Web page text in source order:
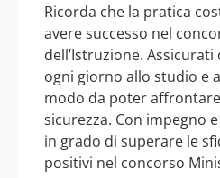
Ricorda che la pratica
avere successo nel
dell’Istruzione.
ogni giorno allo studio e
modo da poter
sicurezza. Con impegno
in grado di superare le
positivi nel concorso